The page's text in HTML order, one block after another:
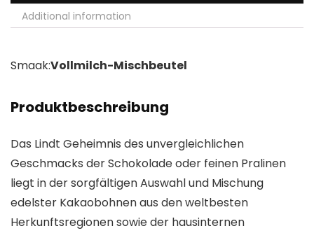
Additional information
Smaak:Vollmilch-Mischbeutel
Produktbeschreibung
Das Lindt Geheimnis des unvergleichlichen
Geschmacks der Schokolade oder feinen Pralinen
liegt in der sorgfältigen Auswahl und Mischung
edelster Kakaobohnen aus den weltbesten
Herkunftsregionen sowie der hausinternen